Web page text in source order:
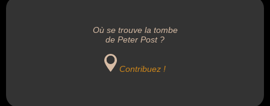
Où se trouve la tombe
de Peter Post ?
Contribuez !